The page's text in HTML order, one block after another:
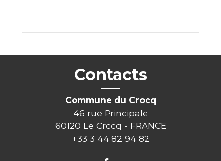
Contacts
Commune du Crocq
46 rue Principale
60120 Le Crocq - FRANCE
+33 3 44 82 94 82